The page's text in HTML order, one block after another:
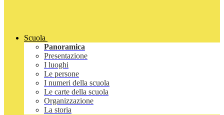
Scuola
Panoramica
Presentazione
I luoghi
Le persone
I numeri della scuola
Le carte della scuola
Organizzazione
La storia